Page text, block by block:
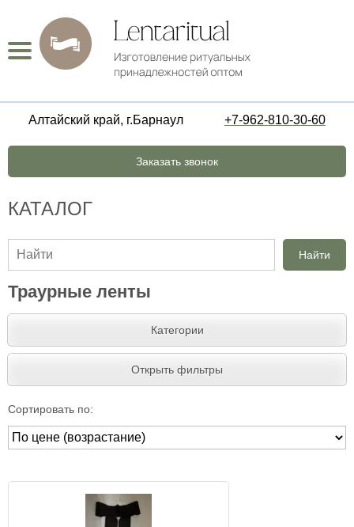
Алтайский край, г.Барнаул +7-962-810-30-60
Заказать звонок
КАТАЛОГ
Найти
Траурные ленты
Категории
Открыть фильтры
Сортировать по: